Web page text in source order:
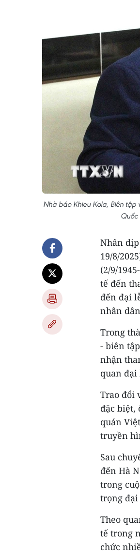
Nhà báo Khieu Kola, Biên
Nhân dịp
19/8/
(2/9/
tế đến
đến đại
nhân
Trong
- biên
nhận
quan đại
Trao đổi
đặc biệt,
quán
truyền
Sau
đến Hà
trong
trọng đại
Theo
tế trong
chức